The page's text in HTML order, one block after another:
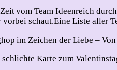
vom Team Ideenreich
vorbei schaut.Eine Liste aller
im Zeichen der Liebe –
Karte zum